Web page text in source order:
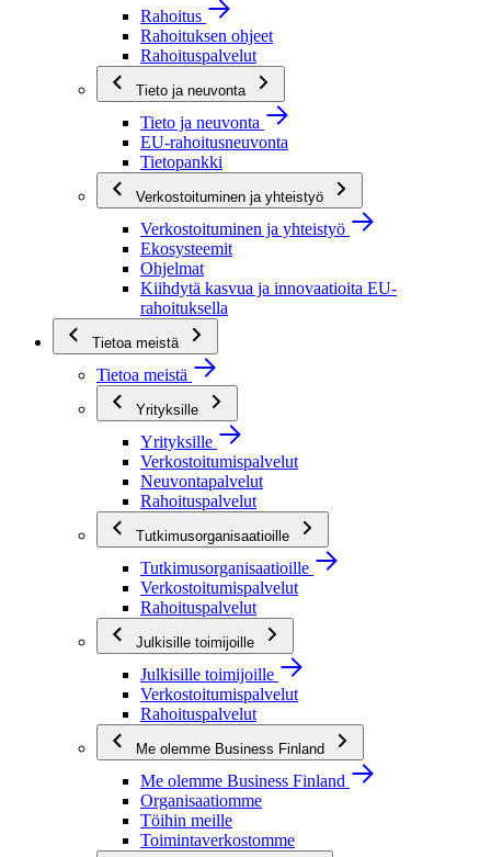
Rahoitus
Rahoituksen ohjeet
Rahoituspalvelut
Tieto ja neuvonta
Tieto ja neuvonta
EU-rahoitusneuvonta
Tietopankki
Verkostoituminen ja yhteistyö
Verkostoituminen ja yhteistyö
Ekosysteemit
Ohjelmat
Kiihdytä kasvua ja innovaatioita EU-
rahoituksella
Tietoa meistä
Tietoa meistä
Yrityksille
Yrityksille
Verkostoitumispalvelut
Neuvontapalvelut
Rahoituspalvelut
Tutkimusorganisaatioille
Tutkimusorganisaatioille
Verkostoitumispalvelut
Rahoituspalvelut
Julkisille toimijoille
Julkisille toimijoille
Verkostoitumispalvelut
Rahoituspalvelut
Me olemme Business Finland
Me olemme Business Finland
Organisaatiomme
Töihin meille
Toimintaverkostomme